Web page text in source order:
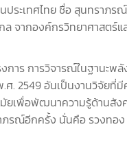
ะเทศไทย ชื่อ สุนทราภ
จากองค์กรวิทยาศาสตร์
าร การวิจารณ์ในฐานะ
ศ. 2549 อันเป็นงานวิจัย
ยเพื่อพัฒนาความรู้ด้าน
ณ์อีกครั้ง นั่นคือ รวงทอ